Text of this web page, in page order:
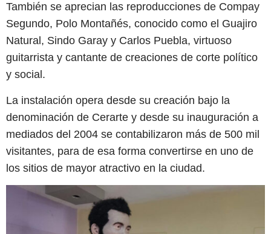
También se aprecian las reproducciones de Compay
Segundo, Polo Montañés, conocido como el Guajiro
Natural, Sindo Garay y Carlos Puebla, virtuoso
guitarrista y cantante de creaciones de corte político
y social.
La instalación opera desde su creación bajo la
denominación de Cerarte y desde su inauguración a
mediados del 2004 se contabilizaron más de 500 mil
visitantes, para de esa forma convertirse en uno de
los sitios de mayor atractivo en la ciudad.